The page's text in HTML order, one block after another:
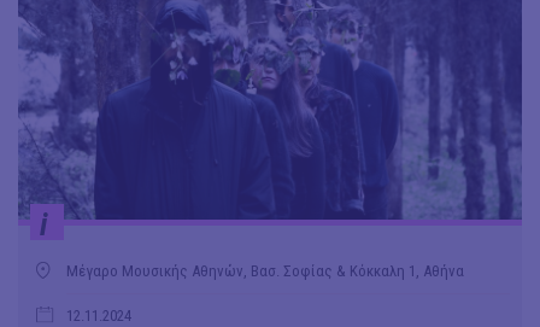
i
Μέγαρο Μουσικής Αθηνών, Βασ. Σοφίας & Κόκκαλη 1, Αθήνα
12.11.2024